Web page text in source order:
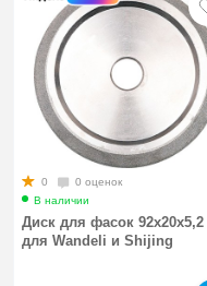
0
0 оценок
В наличии
Диск для фасок 92х20x5,2
для Wandeli и Shijing